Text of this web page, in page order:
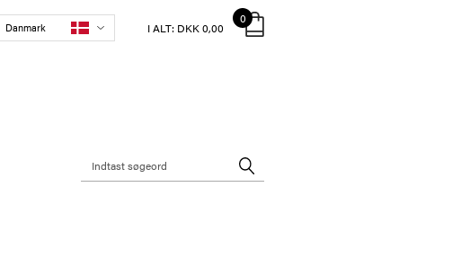
Danmark
0
I ALT: DKK 0,00